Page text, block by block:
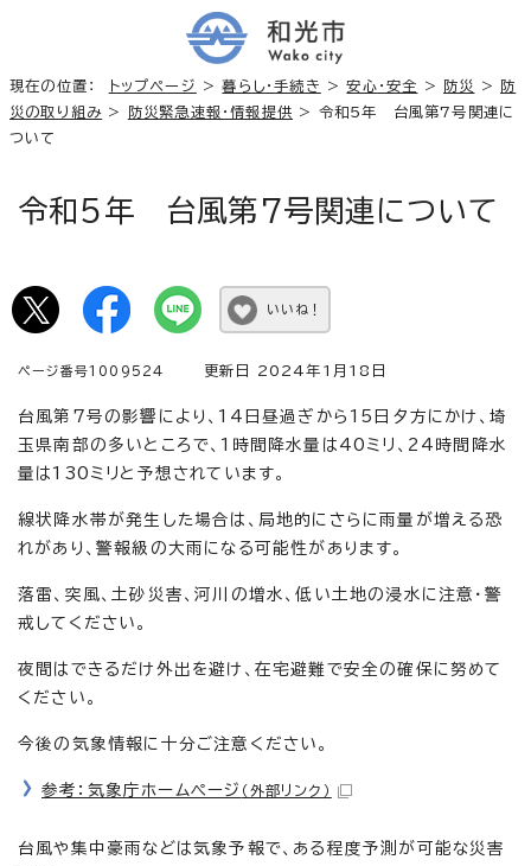
現在の位置： トップページ >暮らし・手続き >安心・安全 > 防災 >
防
災の取り組み > 防災緊急速報・情報提供 > 令和5年 台風第7号関連に
ついて
令和5年 台風第7号関連について
いいね！
ページ番号1009524 更新日 2024年1月18日
台風第7号の影響により、14日昼過ぎから15日夕方にかけ、埼
玉県南部の多いところで、1時間降水量は40ミリ、24時間降水
量は130ミリと予想されています。
線状降水帯が発生した場合は、局地的にさらに雨量が増える恐
れがあり、警報級の大雨になる可能性があります。
落雷、突風、土砂災害、河川の増水、低い土地の浸水に注意・警
戒してください。
夜間はできるだけ外出を避け、在宅避難で安全の確保に努めて
ください。
今後の気象情報に十分ご注意ください。
参考：気象庁ホームページ （外部リンク）
台風や集中豪雨などは気象予報で、ある程度予測が可能な災害